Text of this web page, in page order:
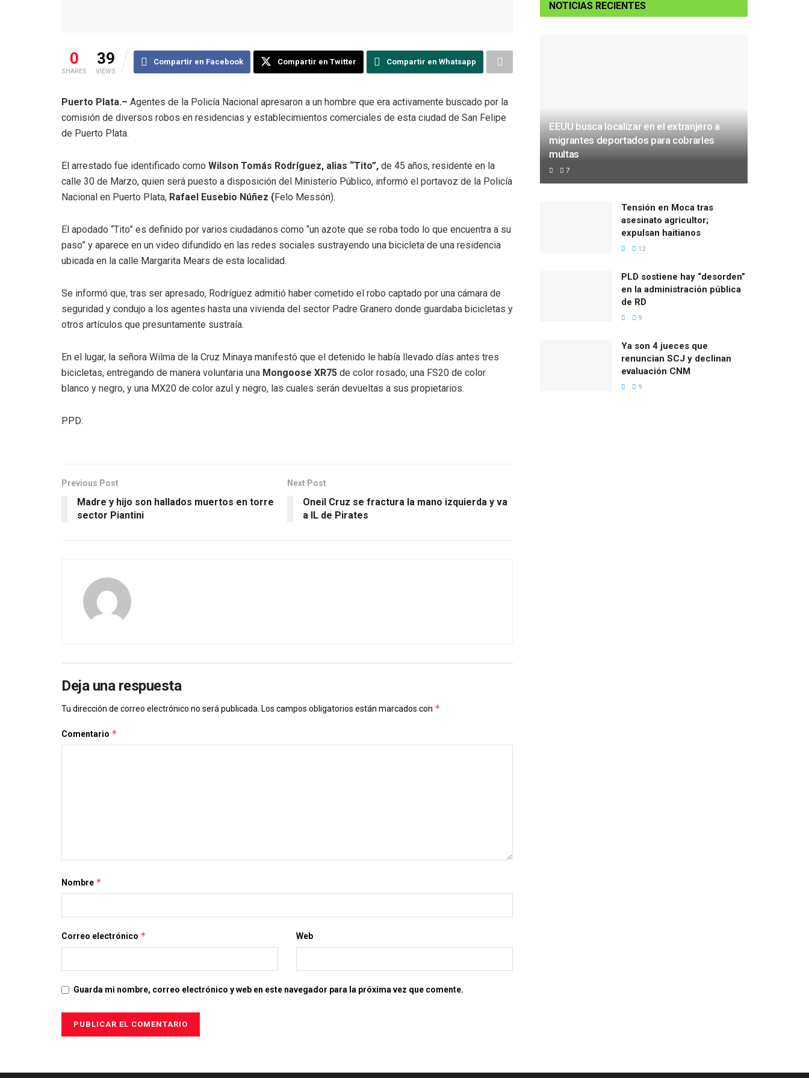
0
SHARES
39
VIEWS
Compartir en Facebook Compartir en Twitter Compartir en Whatsapp
Puerto Plata.– Agentes de la Policía Nacional apresaron a un hombre que era activamente buscado por la
comisión de diversos robos en residencias y establecimientos comerciales de esta ciudad de San Felipe
de Puerto Plata.
El arrestado fue identificado como Wilson Tomás Rodríguez, alias “Tito”, de 45 años, residente en la
calle 30 de Marzo, quien será puesto a disposición del Ministerio Público, informó el portavoz de la Policía
Nacional en Puerto Plata, Rafael Eusebio Núñez (Felo Messón).
El apodado “Tito” es definido por varios ciudadanos como “un azote que se roba todo lo que encuentra a su
paso” y aparece en un video difundido en las redes sociales sustrayendo una bicicleta de una residencia
ubicada en la calle Margarita Mears de esta localidad.
Se informó que, tras ser apresado, Rodríguez admitió haber cometido el robo captado por una cámara de
seguridad y condujo a los agentes hasta una vivienda del sector Padre Granero donde guardaba bicicletas y
otros artículos que presuntamente sustraía.
En el lugar, la señora Wilma de la Cruz Minaya manifestó que el detenido le había llevado días antes tres
bicicletas, entregando de manera voluntaria una Mongoose XR75 de color rosado, una FS20 de color
blanco y negro, y una MX20 de color azul y negro, las cuales serán devueltas a sus propietarios.
PPD:
Previous Post
Madre y hijo son hallados muertos en torre
sector Piantini
Next Post
Oneil Cruz se fractura la mano izquierda y va
a IL de Pirates
Deja una respuesta
Tu dirección de correo electrónico no será publicada. Los campos obligatorios están marcados con *
Comentario *
Nombre *
Correo electrónico * Web
Guarda mi nombre, correo electrónico y web en este navegador para la próxima vez que comente.
NOTICIAS RECIENTES
EEUU busca localizar en el extranjero a
migrantes deportados para cobrarles
multas
7
Tensión en Moca tras
asesinato agricultor;
expulsan haitianos
12
PLD sostiene hay “desorden”
en la administración pública
de RD
9
Ya son 4 jueces que
renuncian SCJ y declinan
evaluación CNM
9